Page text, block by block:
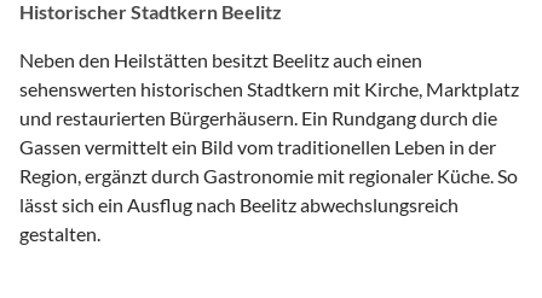
Historischer Stadtkern Beelitz
Neben den Heilstätten besitzt Beelitz auch einen
sehenswerten historischen Stadtkern mit Kirche, Marktplatz
und restaurierten Bürgerhäusern. Ein Rundgang durch die
Gassen vermittelt ein Bild vom traditionellen Leben in der
Region, ergänzt durch Gastronomie mit regionaler Küche. So
lässt sich ein Ausflug nach Beelitz abwechslungsreich
gestalten.